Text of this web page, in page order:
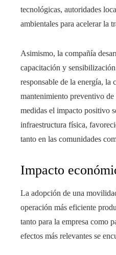
tecnológicas, autoridades
ambientales para acelerar la
Asimismo, la compañía
capacitación y
responsable de la energía, la
mantenimiento preventivo
medidas el impacto positivo
infraestructura física,
tanto en las comunidades
Impacto
La adopción de una
operación más eficiente
tanto para la empresa como
efectos más relevantes se